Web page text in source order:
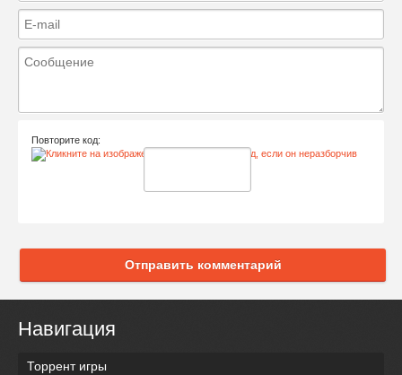
Повторите код:
Отправить комментарий
Навигация
Торрент игры